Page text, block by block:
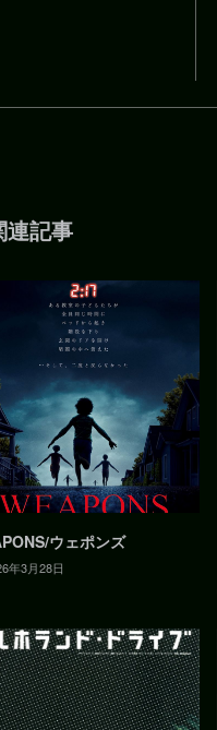
連記事
ウェポンズ
年3月28日